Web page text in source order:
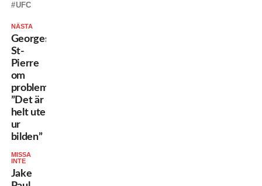
UFC
NÄSTA
Georges
St-
Pierre
om
problemen:
”Det är
helt ute
ur
bilden”
MISSA
INTE
Jake